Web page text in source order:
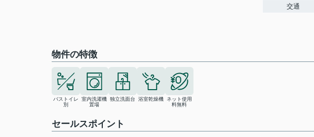
交通
物件の特徴
バストイレ
別
室内洗濯機
置場
独立洗面台 浴室乾燥機 ネット使用
料無料
セールスポイント